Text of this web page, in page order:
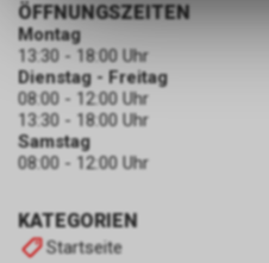
KATEGORIEN
Startseite
ÖFFNUNGSZEITEN
Montag
13:30 - 18:00 Uhr
Dienstag - Freitag
08:00 - 12:00 Uhr
13:30 - 18:00 Uhr
Samstag
08:00 - 12:00 Uhr